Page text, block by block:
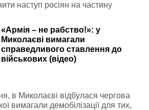
наступ росіян на частину
«Армія – не рабство!»: у
Миколаєві вимагали
справедливого ставлення до
військових (відео)
в Миколаєві відбулася чергова
вимагали демобілізації для тих,